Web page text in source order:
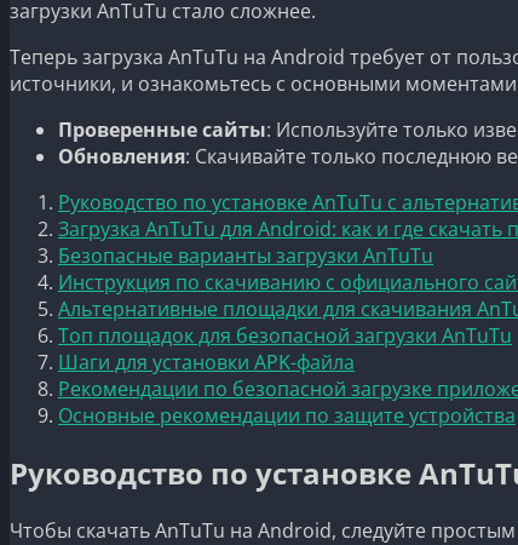
загрузки AnTuTu стало сложнее.
Теперь загрузка AnTuTu на Android требует от
источники, и ознакомьтесь с основными моментами
Проверенные сайты: Используйте только
Обновления: Скачивайте только последнюю
Руководство по установке AnTuTu с
Загрузка AnTuTu для Android: как и где
Безопасные варианты загрузки AnTuTu
Инструкция по скачиванию с официального
Альтернативные площадки для скачивания
Топ площадок для безопасной загрузки AnTuTu
Шаги для установки APK-файла
Рекомендации по безопасной загрузке
Основные рекомендации по защите устройства
Руководство по установке
Чтобы скачать AnTuTu на Android, следуйте